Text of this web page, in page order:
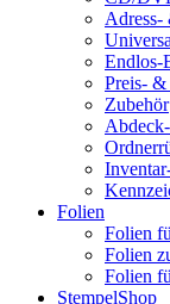
Adress-
Endlos-
Preis- &
Zubehör
Folien
Folien
Folien
Folien
StempelShop